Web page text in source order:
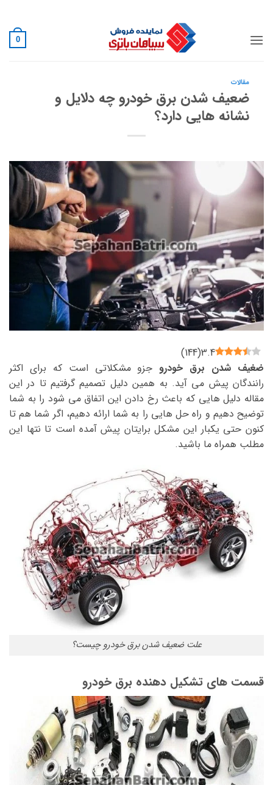
content
0
مقالات
ضعیف شدن برق خودرو چه دلایل و
نشانه هایی دارد؟
3.4
(
144
)
ضغیف شدن برق خودروجزو مشکلاتی است که برای اکثر
رانندگان پیش می آید. به همین دلیل تصمیم گرفتیم تا در این
مقاله دلیل هایی که باعث رخ دادن این اتفاق می شود را به شما
توضیح دهیم و راه حل هایی را به شما ارائه دهیم، اگر شما هم تا
کنون حتی یکبار این مشکل برایتان پیش آمده است تا نتها این
مطلب همراه ما باشید.
علت ضعیف شدن برق خودرو چیست؟
قسمت های تشکیل دهنده برق خودرو